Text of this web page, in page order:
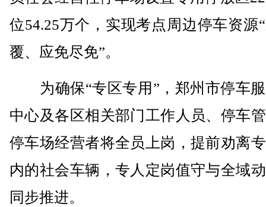
位54.25万个，实现考点周边停车资源
覆、应免尽免”。
为确保“专区专用”，郑州市停车
中心及各区相关部门工作人员、停车
停车场经营者将全员上岗，提前劝离
内的社会车辆，专人定岗值守与全域
同步推进。